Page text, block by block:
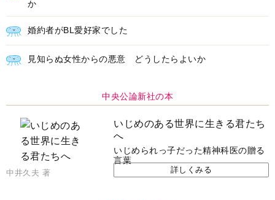
か
婚約者がBL愛好家でした
見知らぬ女性からの悪意 どうしたらよいか
中央公論新社の本
いじめのある世界に生きる君たち
へ
いじめられっ子だった精神科医の贈る
言葉
中井久夫 著 詳しくみる